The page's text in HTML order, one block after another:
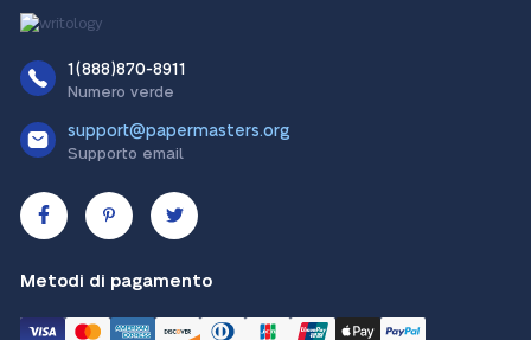
1(888)870-8911
Numero verde
support@papermasters.org
Supporto email
Metodi di pagamento